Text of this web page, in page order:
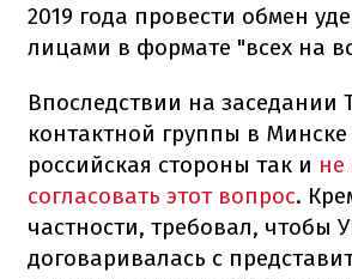
2019 года провести обмен
лицами в формате "всех на
Впоследствии на заседании
контактной группы в Минске
российская стороны так и не
согласовать этот вопрос.
частности, требовал, чтобы
договаривалась с